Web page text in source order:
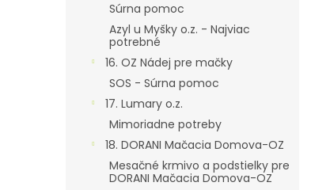
Súrna pomoc
Azyl u Myšky o.z. - Najviac
potrebné
16. OZ Nádej pre mačky
SOS - Súrna pomoc
17. Lumary o.z.
Mimoriadne potreby
18. DORANI Mačacia Domova-OZ
Mesačné krmivo a podstielky pre
DORANI Mačacia Domova-OZ